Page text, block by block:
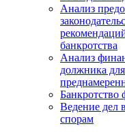
Анализ
банкротства
Анализ
должника
Банкротство
Ведение дел
спорам